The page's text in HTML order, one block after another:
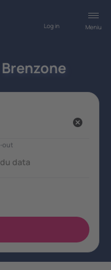
Meniu
Log in